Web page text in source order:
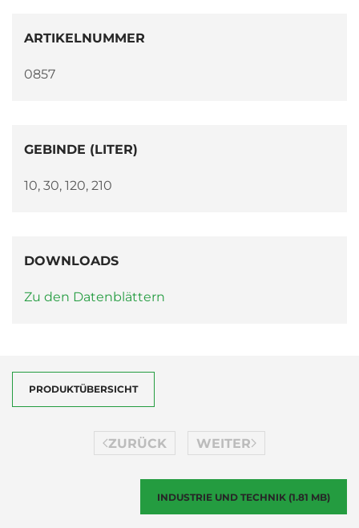
ARTIKELNUMMER
0857
GEBINDE (LITER)
10, 30, 120, 210
DOWNLOADS
Zu den Datenblättern
PRODUKTÜBERSICHT
ZURÜCK WEITER
INDUSTRIE UND TECHNIK (1.81 MB)